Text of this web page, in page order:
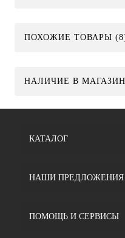
ПОХОЖИЕ ТОВАРЫ
НАЛИЧИЕ В
КАТАЛОГ
НАШИ ПРЕДЛОЖЕНИЯ
ПОМОЩЬ И СЕРВИСЫ